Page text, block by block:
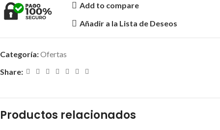
Add to compare
Añadir a la Lista de Deseos
Categoría:Ofertas
Share:
Productos relacionados